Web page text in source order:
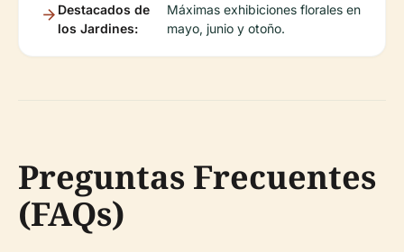
Destacados de
los Jardines:
Máximas exhibiciones florales en
mayo, junio y otoño.
Preguntas Frecuentes
(FAQs)